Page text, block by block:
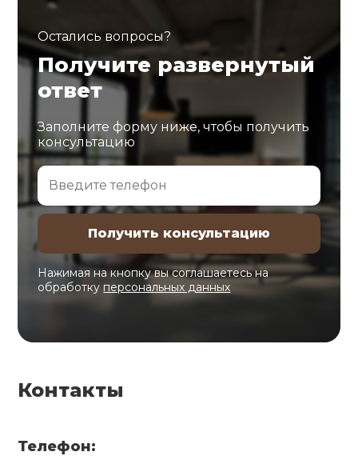
Остались вопросы?
Получите развернутый
ответ
Заполните форму ниже, чтобы получить
консультацию
Нажимая на кнопку вы соглашаетесь на
обработкуперсональных данных
Контакты
Телефон: